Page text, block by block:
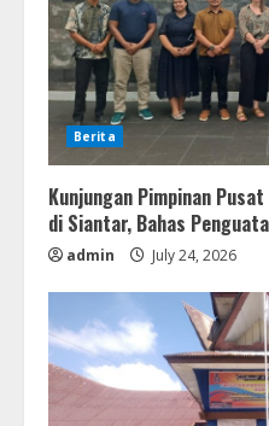
Berita
Kunjungan Pimpinan
di Siantar, Bahas
admin July 24, 2026